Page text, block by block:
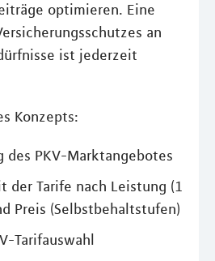
optimieren. Eine
an
ist jederzeit
Konzepts:
des PKV-Marktangebotes
der Tarife nach Leistung (1
Preis (Selbstbehaltstufen)
Tarifauswahl